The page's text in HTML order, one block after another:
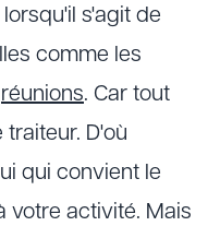
s'agit de
comme les
réunions. Car tout
D'où
qui convient le
votre activité. Mais